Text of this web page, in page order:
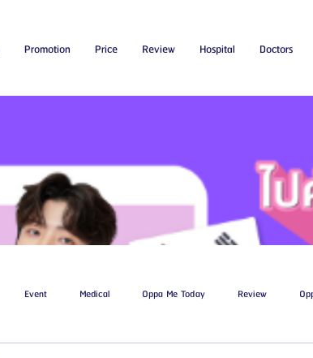
Promotion Price Review Hospital Doctors
Event Medical Oppa Me Today Review